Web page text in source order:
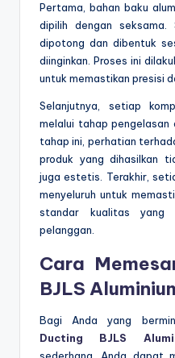
Pertama, bahan baku
dipilih dengan seksama.
dipotong dan dibentuk
diinginkan. Proses ini
untuk memastikan presisi
Selanjutnya, setiap
melalui tahap pengelasan
tahap ini, perhatian
produk yang dihasilkan
juga estetis. Terakhir,
menyeluruh untuk
standar kualitas yang
pelanggan.
Cara
BJLS
Bagi Anda yang
Ducting BJLS